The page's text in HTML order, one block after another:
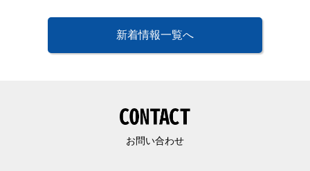
新着情報一覧へ
お問い合わせ